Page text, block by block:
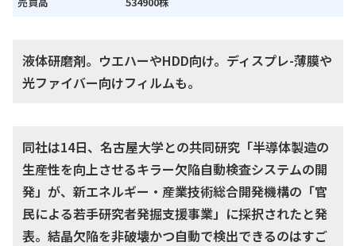
液体研磨剤。ウエハーやHDD向け。ディスプレ-薄膜や
光ファイバー向けフィルムも。
同社は14日、名古屋大学との共同研究「半導体製造の
生産性を向上させるキラー欠陥自動検査システムの開
発」が、新エネルギー・産業技術総合開発機構の「官
民による若手研究者発掘支援事業」に採択されたと発
表。結晶欠陥を非破壊かつ自動で検出できるのはすご